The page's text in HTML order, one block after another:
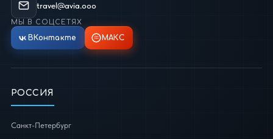
travel@avia.ooo
МЫ В СОЦСЕТЯХ
ВКонтакте МАКС
РОССИЯ
Санкт-Петербург